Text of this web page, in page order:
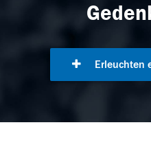
Erleuchten